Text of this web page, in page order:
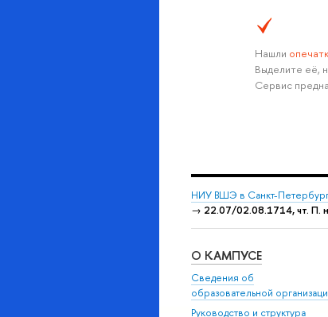
Нашли
Выделите её,
Сервис
НИУ ВШЭ в Санкт-
→ 22.07/02.08.1714, чт. П.
О КАМПУСЕ
Сведения об
образовательной
Руководство и структура